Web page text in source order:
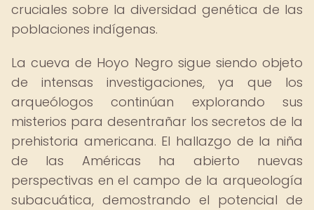
cruciales sobre la diversidad genética de las
poblaciones indígenas.
La cueva de Hoyo Negro sigue siendo objeto
de intensas investigaciones, ya que los
arqueólogos continúan explorando sus
misterios para desentrañar los secretos de la
prehistoria americana. El hallazgo de la niña
de las Américas ha abierto nuevas
perspectivas en el campo de la arqueología
subacuática, demostrando el potencial de